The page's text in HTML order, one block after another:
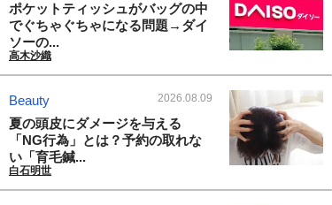
ポケットティッシュがバッグの中
でぐちゃぐちゃになる問題→ダイ
ソーの...
高木沙織
Beauty 2026.08.09
夏の頭皮にダメージを与える
「NG行為」とは？予約の取れな
い「育毛鍼...
白石明世